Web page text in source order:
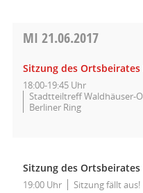
MI 21.06.2017
Sitzung des
18:00-19:45 Uhr
Stadtteiltreff Waldhäuser-
Berliner Ring
Sitzung des
19:00 Uhr Sitzung fällt aus!